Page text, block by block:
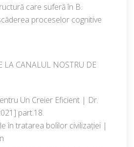
care suferă în B.
proceselor cognitive
CANALUL NOSTRU DE
Un Creier Eficient | Dr.
part.18.
în tratarea bolilor civilizației |